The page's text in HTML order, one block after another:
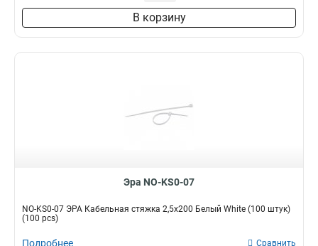
В корзину
Эра NO-KS0-07
NO-KS0-07 ЭРА Кабельная стяжка 2,5х200 Белый White (100 штук)
(100 pcs)
Подробнее Сравнить